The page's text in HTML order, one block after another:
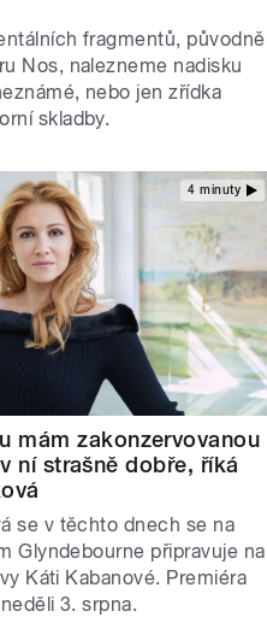
fragmentů, původně
Nos, nalezneme nadisku
nebo jen zřídka
skladby.
4 minuty
mám zakonzervovanou
ní strašně dobře, říká
se v těchto dnech se na
Glyndebourne připravuje na
Káti Kabanové. Premiéra
3. srpna.